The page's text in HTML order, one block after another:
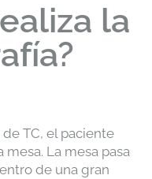
la
TC, el paciente
La mesa pasa
de una gran